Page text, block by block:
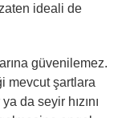
ideali de
güvenilemez.
mevcut şartlara
da seyir hızını